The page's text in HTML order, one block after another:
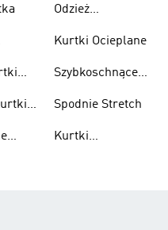
Odzież
Kurtki Ocieplane
Szybkoschnące
Spodnie Stretch
Kurtki